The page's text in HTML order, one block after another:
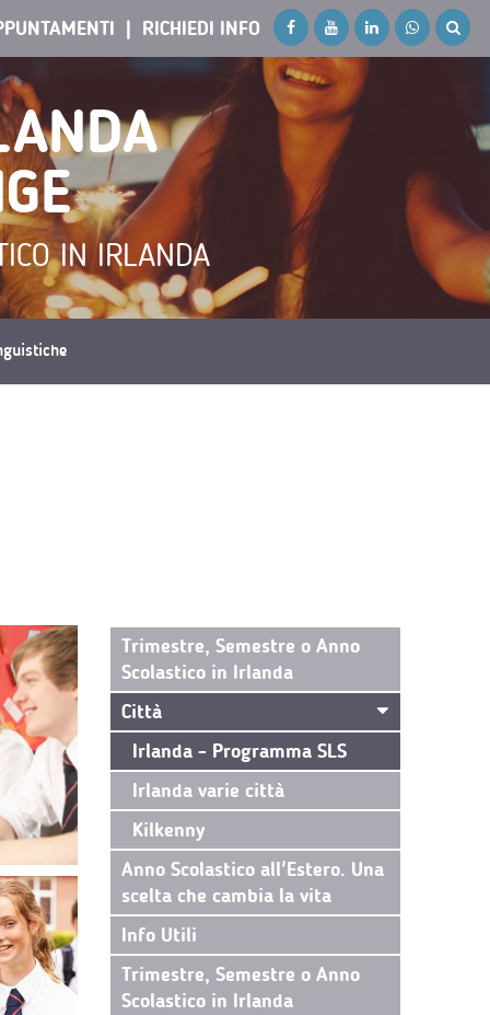
RICHIEDI INFO
IN IRLANDA
Trimestre, Semestre o Anno
Scolastico in Irlanda
Città
Irlanda - Programma SLS
Irlanda varie città
Kilkenny
Anno Scolastico all'Estero. Una
scelta che cambia la vita
Info Utili
Trimestre, Semestre o Anno
Scolastico in Irlanda